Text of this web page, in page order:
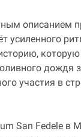
описанием
дождя
участия в
San Fedele в